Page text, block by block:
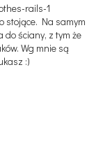
rails-1
stojące. Na samym
do ściany, z tym że
Wg mnie są
:)